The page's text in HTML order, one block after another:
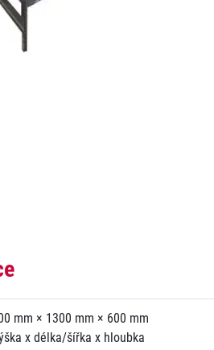
mm × 1300 mm × 600 mm
x délka/šířka x hloubka